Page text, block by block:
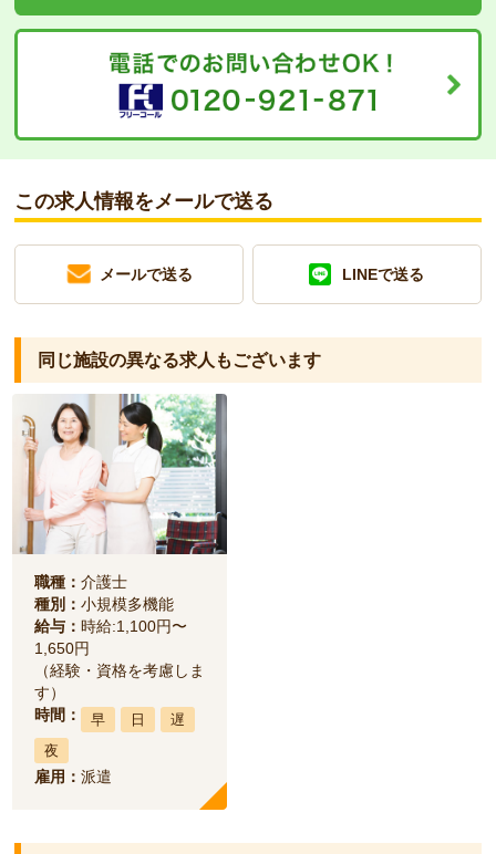
この求人情報をメールで送る
メールで送る LINEで送る
同じ施設の異なる求人もございます
職種： 介護士
種別： 小規模多機能
給与： 時給:1,100円〜
1,650円
（経験・資格を考慮しま
す）
時間：
早 日
遅
夜
雇用： 派遣